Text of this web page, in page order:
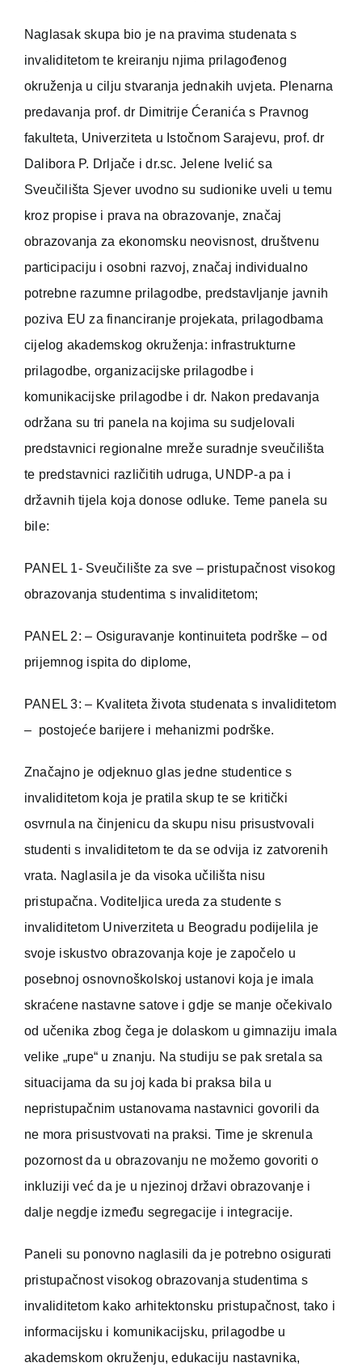
Naglasak skupa bio je na pravima studenata s
invaliditetom te kreiranju njima prilagođenog
okruženja u cilju stvaranja jednakih uvjeta. Plenarna
predavanja prof. dr Dimitrije Ćeranića s Pravnog
fakulteta, Univerziteta u Istočnom Sarajevu, prof. dr
Dalibora P. Drljače i dr.sc. Jelene Ivelić sa
Sveučilišta Sjever uvodno su sudionike uveli u temu
kroz propise i prava na obrazovanje, značaj
obrazovanja za ekonomsku neovisnost, društvenu
participaciju i osobni razvoj, značaj individualno
potrebne razumne prilagodbe, predstavljanje javnih
poziva EU za financiranje projekata, prilagodbama
cijelog akademskog okruženja: infrastrukturne
prilagodbe, organizacijske prilagodbe i
komunikacijske prilagodbe i dr. Nakon predavanja
održana su tri panela na kojima su sudjelovali
predstavnici regionalne mreže suradnje sveučilišta
te predstavnici različitih udruga, UNDP-a pa i
državnih tijela koja donose odluke. Teme panela su
bile:
PANEL 1- Sveučilište za sve – pristupačnost visokog
obrazovanja studentima s invaliditetom;
PANEL 2: – Osiguravanje kontinuiteta podrške – od
prijemnog ispita do diplome,
PANEL 3: – Kvaliteta života studenata s invaliditetom
– postojeće barijere i mehanizmi podrške.
Značajno je odjeknuo glas jedne studentice s
invaliditetom koja je pratila skup te se kritički
osvrnula na činjenicu da skupu nisu prisustvovali
studenti s invaliditetom te da se odvija iz zatvorenih
vrata. Naglasila je da visoka učilišta nisu
pristupačna. Voditeljica ureda za studente s
invaliditetom Univerziteta u Beogradu podijelila je
svoje iskustvo obrazovanja koje je započelo u
posebnoj osnovnoškolskoj ustanovi koja je imala
skraćene nastavne satove i gdje se manje očekivalo
od učenika zbog čega je dolaskom u gimnaziju imala
velike „rupe“ u znanju. Na studiju se pak sretala sa
situacijama da su joj kada bi praksa bila u
nepristupačnim ustanovama nastavnici govorili da
ne mora prisustvovati na praksi. Time je skrenula
pozornost da u obrazovanju ne možemo govoriti o
inkluziji već da je u njezinoj državi obrazovanje i
dalje negdje između segregacije i integracije.
Paneli su ponovno naglasili da je potrebno osigurati
pristupačnost visokog obrazovanja studentima s
invaliditetom kako arhitektonsku pristupačnost, tako i
informacijsku i komunikacijsku, prilagodbe u
akademskom okruženju, edukaciju nastavnika,